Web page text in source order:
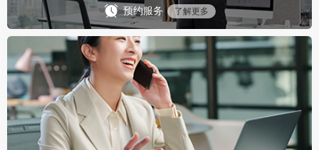
预约服务 了解更多